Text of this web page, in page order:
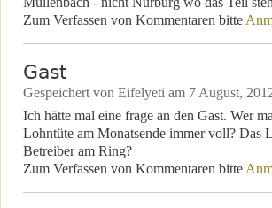
Zum Verfassen von Kommentaren bitte
Gast
Gespeichert von Eifelyeti am 7 August,
Ich hätte mal eine frage an den Gast. Wer
Lohntüte am Monatsende immer voll? Das
Betreiber am Ring?
Zum Verfassen von Kommentaren bitte